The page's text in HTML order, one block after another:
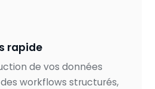
rapide
de vos données
workflows structurés,